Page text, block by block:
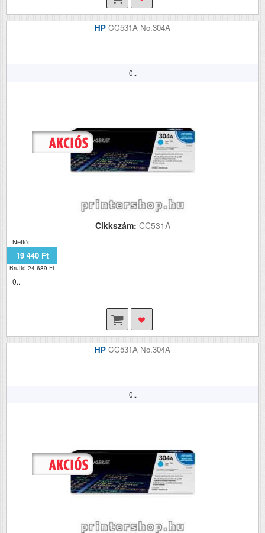
HP CC531A No.304A
0..
Cikkszám: CC531A
Nettó:
19 440 Ft
Bruttó:24 689 Ft
0..
HP CC531A No.304A
0..